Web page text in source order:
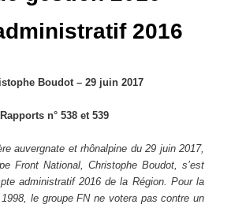
2016
Boudot – 29 juin 2017
Rapports n° 538 et 539
auvergnate et rhônalpine du 29 juin 2017,
Front National, Christophe Boudot, s’est
administratif 2016 de la Région. Pour la
le groupe FN ne votera pas contre un